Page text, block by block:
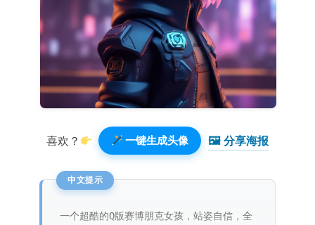
喜欢？ 一键生成头像 🖼 分享海报️
一个超酷的Q版赛博朋克女孩，站姿自信，全